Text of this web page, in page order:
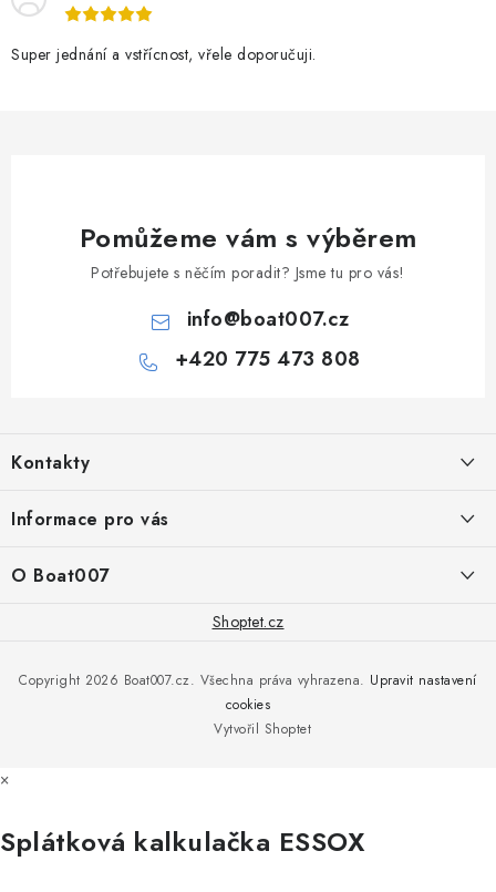
Super jednání a vstřícnost, vřele doporučuji.
Pomůžeme vám s výběrem
Potřebujete s něčím poradit? Jsme tu pro vás!
info@boat007.cz
+420 775 473 808
p
a
Kontakty
+420 775 473 808
PŘÍJEM/VÝDEJ/SERVIS zakázek
Informace pro vás
Obchodní podmínky
Podmínky ochrany osobních údajů
O Boat007
Shoptet.cz
Vytvořil Shoptet
Copyright 2026 Boat007.cz. Všechna práva vyhrazena. Upravit nastavení
cookies
×
Splátková kalkulačka ESSOX